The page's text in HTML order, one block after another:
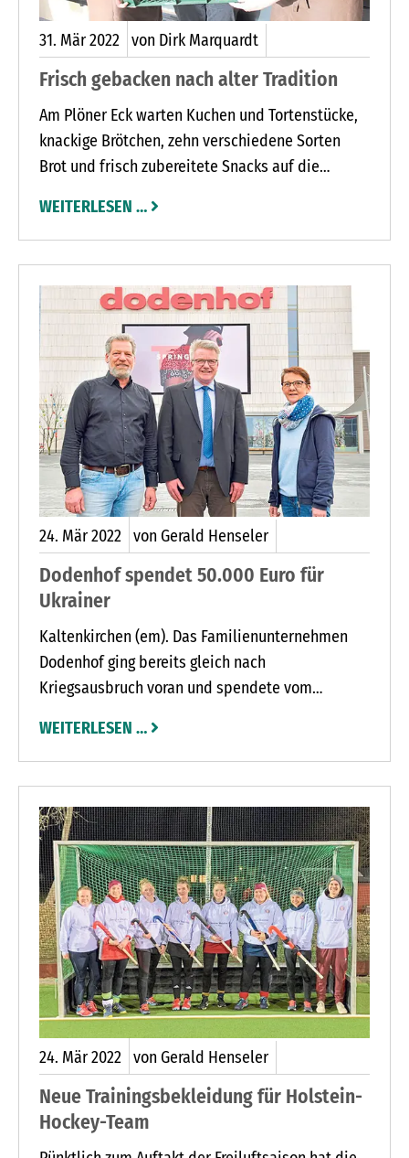
31. Mär2022 von Dirk Marquardt
Frisch gebacken nach alter Tradition
Am Plöner Eck warten Kuchen und Tortenstücke,
knackige Brötchen, zehn verschiedene Sorten
Brot und frisch zubereitete Snacks auf die
WEITERLESEN …
24. Mär2022 von Gerald Henseler
Dodenhof spendet 50.000 Euro für
Ukrainer
Kaltenkirchen (em). Das Familienunternehmen
Dodenhof ging bereits gleich nach
Kriegsausbruch voran und spendete vom
Paletten dringend benötigter Lebensmittel für
die Menschen in der Ukraine.
WEITERLESEN …
24. Mär2022 von Gerald Henseler
Neue Trainingsbekleidung für Holstein-
Hockey-Team